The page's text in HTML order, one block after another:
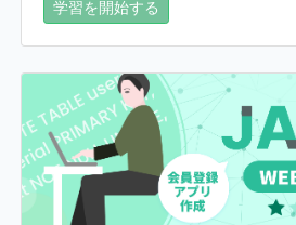
学習を開始する